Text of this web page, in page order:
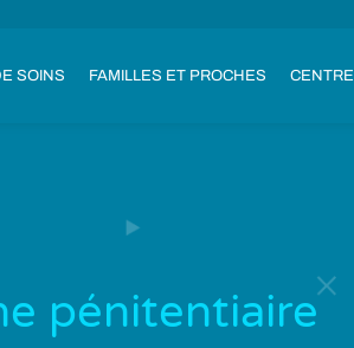
SOINS FAMILLES ET PROCHES
pénitentiaire